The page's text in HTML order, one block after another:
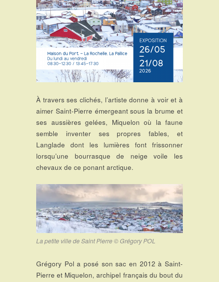
À travers ses clichés, l’artiste donne à voir et à
aimer Saint-Pierre émergeant sous la brume et
ses aussières gelées, Miquelon où la faune
semble inventer ses propres fables, et
Langlade dont les lumières font frissonner
lorsqu’une bourrasque de neige voile les
chevaux de ce ponant arctique.
La petite ville de Saint Pierre © Grégory POL
Grégory Pol a posé son sac en 2012 à Saint-
Pierre et Miquelon, archipel français du bout du